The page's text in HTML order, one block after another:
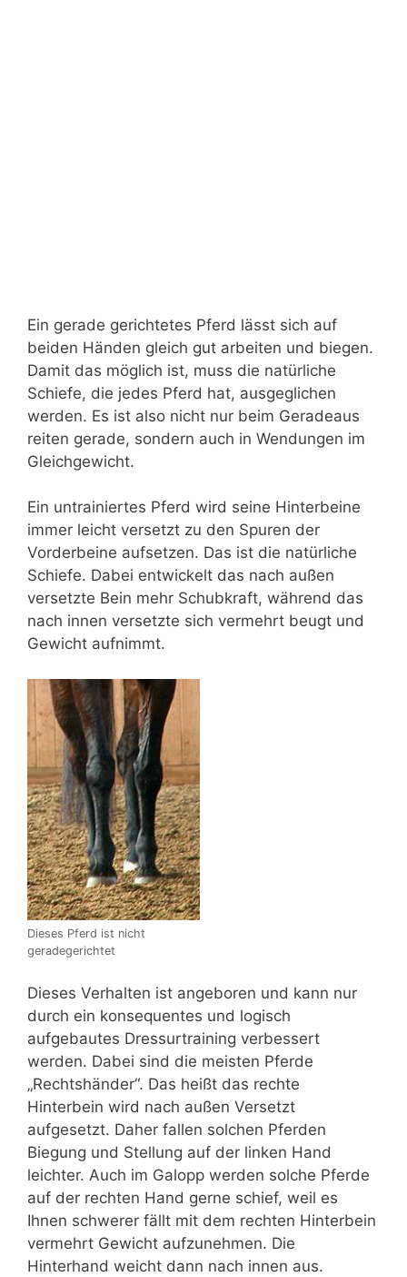
Ein gerade gerichtetes Pferd lässt sich auf
beiden Händen gleich gut arbeiten und biegen.
Damit das möglich ist, muss die natürliche
Schiefe, die jedes Pferd hat, ausgeglichen
werden. Es ist also nicht nur beim Geradeaus
reiten gerade, sondern auch in Wendungen im
Gleichgewicht.
Ein untrainiertes Pferd wird seine Hinterbeine
immer leicht versetzt zu den Spuren der
Vorderbeine aufsetzen. Das ist die natürliche
Schiefe. Dabei entwickelt das nach außen
versetzte Bein mehr Schubkraft, während das
nach innen versetzte sich vermehrt beugt und
Gewicht aufnimmt.
Dieses Pferd ist nicht
geradegerichtet
Dieses Verhalten ist angeboren und kann nur
durch ein konsequentes und logisch
aufgebautes Dressurtraining verbessert
werden. Dabei sind die meisten Pferde
„Rechtshänder“. Das heißt das rechte
Hinterbein wird nach außen Versetzt
aufgesetzt. Daher fallen solchen Pferden
Biegung und Stellung auf der linken Hand
leichter. Auch im Galopp werden solche Pferde
auf der rechten Hand gerne schief, weil es
Ihnen schwerer fällt mit dem rechten Hinterbein
vermehrt Gewicht aufzunehmen. Die
Hinterhand weicht dann nach innen aus.